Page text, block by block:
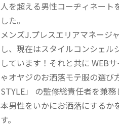
人を超える男性コーヂィネート
した。
メンズJ.プレスエリアマネージ
し、現在はスタイルコンシェル
しています！それと共に WEB
ゃオヤジのお洒落モテ服の選び
STYLE」 の監修総責任者を兼務
本男性をいかにお洒落にするか
す。